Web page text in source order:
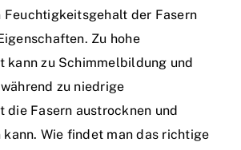
Feuchtigkeitsgehalt der Fasern
Zu hohe
kann zu Schimmelbildung und
zu niedrige
Fasern austrocknen und
kann. Wie findet man das richtige